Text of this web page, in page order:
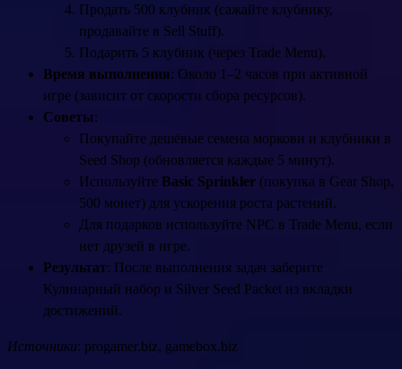
Продать 500 клубник (сажайте клубнику,
продавайте в Sell Stuff).
Подарить 5 клубник (через Trade Menu).
Время выполнения: Около 1–2 часов при активной
игре (зависит от скорости сбора ресурсов).
Советы:
Покупайте дешёвые семена моркови и клубники в
Seed Shop (обновляется каждые 5 минут).
Используйте Basic Sprinkler (покупка в Gear Shop,
500 монет) для ускорения роста растений.
Для подарков используйте NPC в Trade Menu, если
нет друзей в игре.
Результат: После выполнения задач заберите
Кулинарный набор и Silver Seed Packet из вкладки
достижений.
Источники: progamer.biz, gamebox.biz